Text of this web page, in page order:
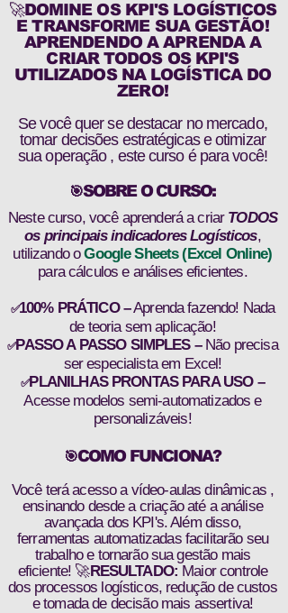
🚀DOMINE OS KPI'S LOGÍSTICOS
E TRANSFORME SUA GESTÃO!
APRENDENDO AAPRENDA A
CRIAR TODOS OS KPI'S
UTILIZADOS NA LOGÍSTICA DO
ZERO!
Se você quer se destacar no mercado,
tomar decisões estratégicas e otimizar
sua operação , este curso é para você!
🎯SOBRE O CURSO:
Neste curso, você aprenderá a criar TODOS
os principais indicadores Logísticos,
utilizando oGoogle Sheets (Excel Online)
para cálculos e análises eficientes.
✅100% PRÁTICO –Aprenda fazendo! Nada
de teoria sem aplicação!
✅PASSO A PASSO SIMPLES – Não precisa
ser especialista em Excel!
✅PLANILHAS PRONTAS PARA USO –
Acesse modelos semi-automatizados e
personalizáveis!
🎯COMO FUNCIONA?
Você terá acesso a vídeo-aulas dinâmicas ,
ensinando desde a criação até a análise
avançada dos KPI's. Além disso,
ferramentas automatizadas facilitarão seu
trabalho e tornarão sua gestão mais
eficiente! 🚀RESULTADO: Maior controle
dos processos logísticos, redução de custos
e tomada de decisão mais assertiva!